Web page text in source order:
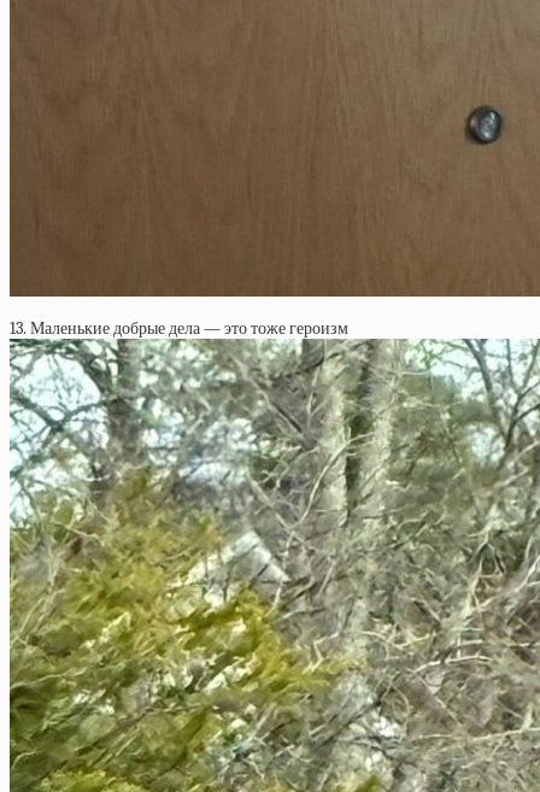
13. Маленькие добрые дела — это тоже героизм